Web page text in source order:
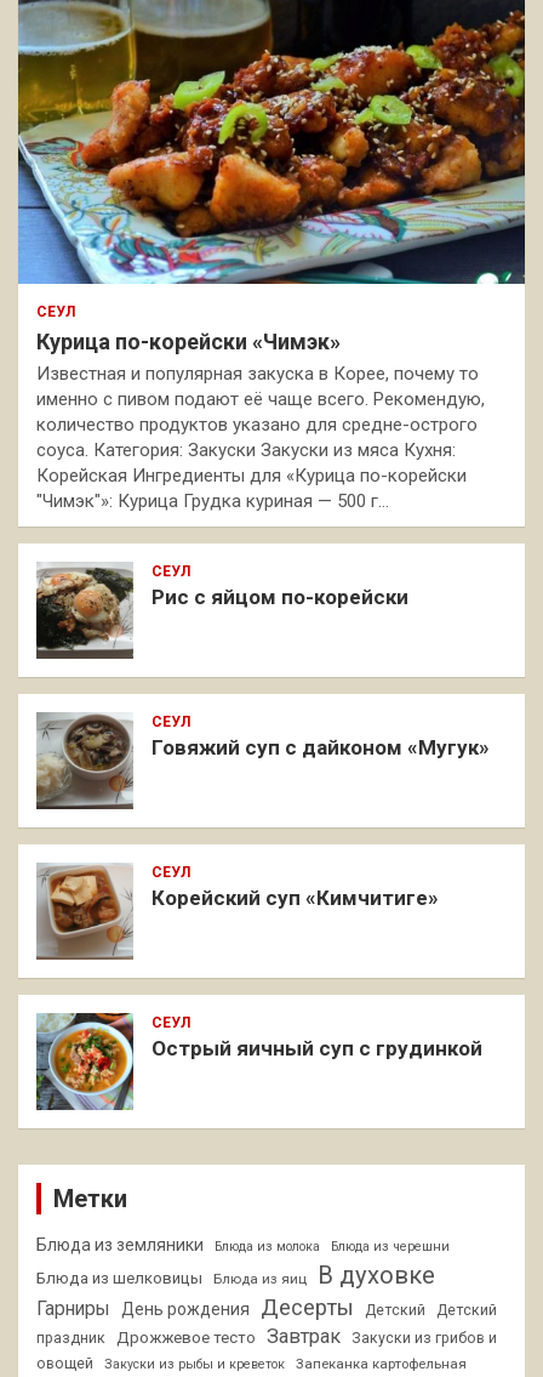
СЕУЛ
Курица по-корейски «Чимэк»
Известная и популярная закуска в Корее, почему то
именно с пивом подают её чаще всего. Рекомендую,
количество продуктов указано для средне-острого
соуса. Категория: Закуски Закуски из мяса Кухня:
Корейская Ингредиенты для «Курица по-корейски
"Чимэк"»: Курица Грудка куриная — 500 г…
СЕУЛ
Рис с яйцом по-корейски
СЕУЛ
Говяжий суп с дайконом «Мугук»
СЕУЛ
Корейский суп «Кимчитиге»
СЕУЛ
Острый яичный суп с грудинкой
Метки
Блюда из земляники Блюда из молока Блюда из черешни
Блюда из шелковицы Блюда из яиц В духовке
Гарниры День рождения Десерты Детский
Детский
праздник
Дрожжевое тесто Завтрак
Закуски из грибов и
овощей
Закуски из рыбы и креветок Запеканка картофельная